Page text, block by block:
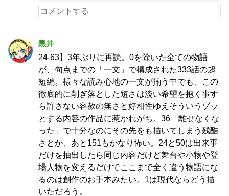
黒井
24-63】3年ぶりに再読。0を除いた全ての物語
が、句点までの「一文」で構成された333話の超
短編。様々な読み心地の一文が揃う中でも、この
徹底的に削ぎ落とした短さは淡い希望を抱く事す
ら許さない容赦の無さと好相性ゆえそういうゾッ
とする内容の作品に惹かれがち。36「離せなくな
った」で十分なのにその先をも描いてしまう残酷
さとか、あと151もかなり怖い。24と50は出来事
だけを抽出したら同じ内容だけど舞台や小物や登
場人物を変えるだけでここまで全く違う物語にな
るのは創作のお手本みたい。1は現代ならどう描
いただろう。